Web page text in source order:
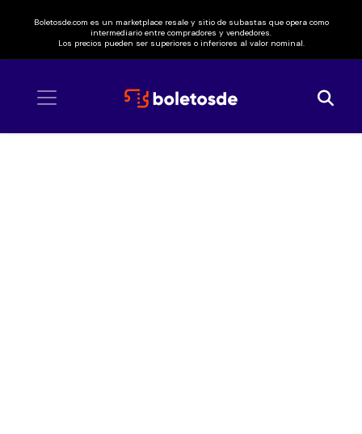
Boletosde.com es un marketplace resale y sitio de subastas que opera como
intermediario entre compradores y vendedores.
Los precios pueden ser superiores o inferiores al valor nominal.